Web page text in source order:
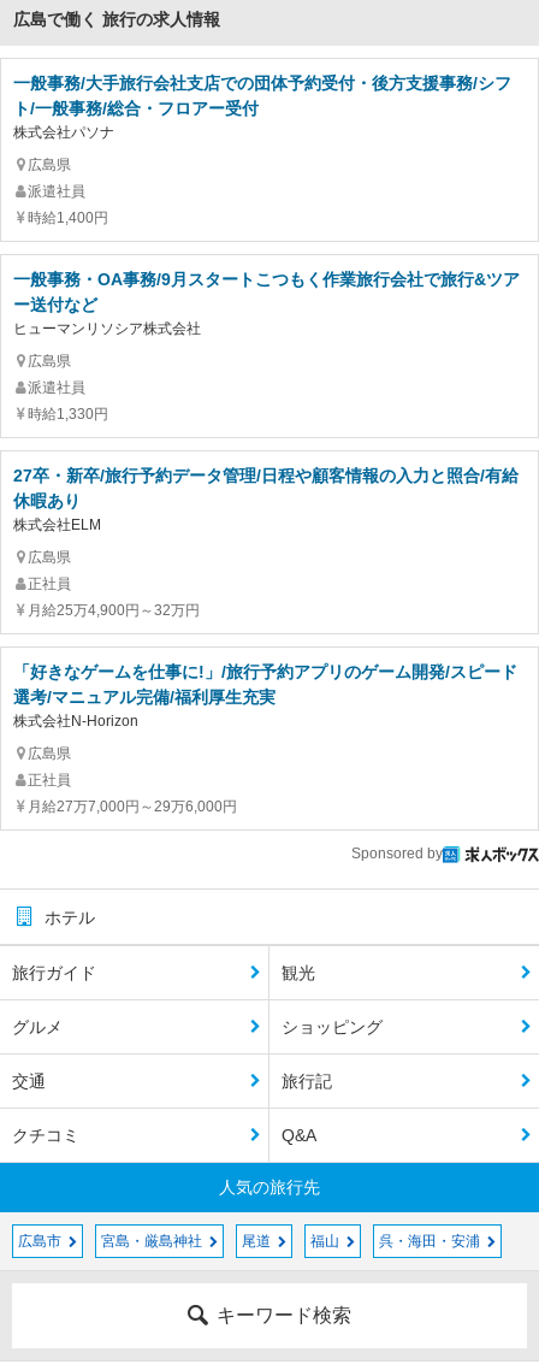
広島で働く 旅行の求人情報
一般事務/大手旅行会社支店での団体予約受付・後方支援事務/シフ
ト/一般事務/総合・フロアー受付
株式会社パソナ
広島県
派遣社員
時給1,400円
一般事務・OA事務/9月スタートこつもく作業旅行会社で旅行&ツア
ー送付など
ヒューマンリソシア株式会社
広島県
派遣社員
時給1,330円
27卒・新卒/旅行予約データ管理/日程や顧客情報の入力と照合/有給
休暇あり
株式会社ELM
広島県
正社員
月給25万4,900円～32万円
「好きなゲームを仕事に!」/旅行予約アプリのゲーム開発/スピード
選考/マニュアル完備/福利厚生充実
株式会社N-Horizon
広島県
正社員
月給27万7,000円～29万6,000円
Sponsored by
ホテル
旅行ガイド 観光
グルメ ショッピング
交通 旅行記
クチコミ Q&A
人気の旅行先
広島市 宮島・厳島神社 尾道 福山 呉・海田・安浦
キーワード検索